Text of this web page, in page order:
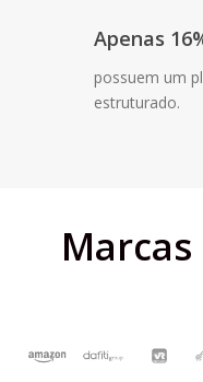
Apenas
possuem um
estruturado.